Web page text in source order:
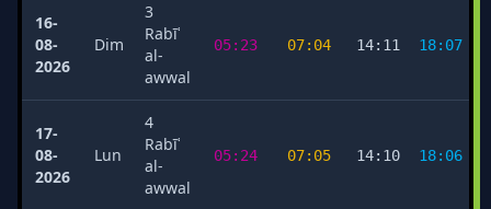
16-
08-
2026
Dim
3
Rabīʿ
al-
awwal
05:23 07:04 14:11 18:07
17-
08-
2026
Lun
4
Rabīʿ
al-
awwal
05:24 07:05 14:10 18:06